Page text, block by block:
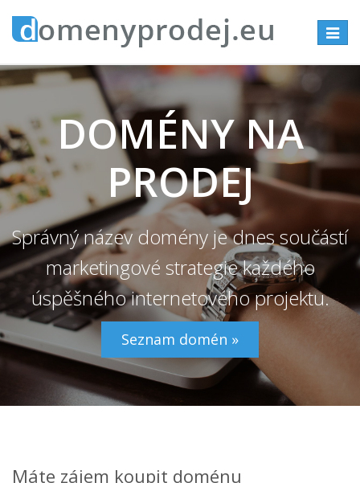
DOMÉNY NA
PRODEJ
Správný název domény je dnes součástí
marketingové strategie každého
úspěšného internetového projektu.
Seznam domén »
Máte zájem koupit doménu